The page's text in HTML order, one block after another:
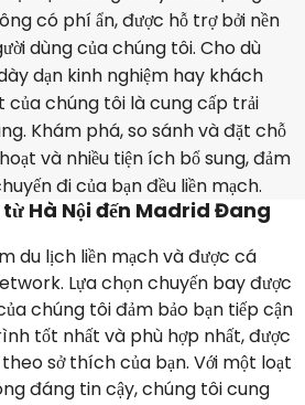
có phí ẩn, được hỗ trợ bởi nền
dùng của chúng tôi. Cho dù
dạn kinh nghiệm hay khách
của chúng tôi là cung cấp trải
Khám phá, so sánh và đặt chỗ
và nhiều tiện ích bổ sung, đảm
đi của bạn đều liền mạch.
từ Hà Nội đến Madrid Đang
du lịch liền mạch và được cá
Lựa chọn chuyến bay được
chúng tôi đảm bảo bạn tiếp cận
tốt nhất và phù hợp nhất, được
sở thích của bạn. Với một loạt
đáng tin cậy, chúng tôi cung